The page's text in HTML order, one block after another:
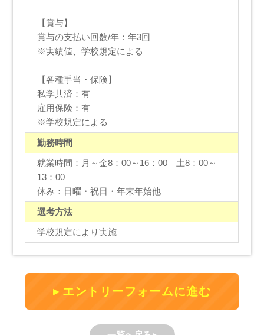
【賞与】
賞与の支払い回数/年：年3回
※実績値、学校規定による
【各種手当・保険】
私学共済：有
雇用保険：有
※学校規定による
勤務時間
就業時間：月～金8：00～16：00 土8：00～
13：00
休み：日曜・祝日・年末年始他
選考方法
学校規定により実施
エントリーフォームに進む